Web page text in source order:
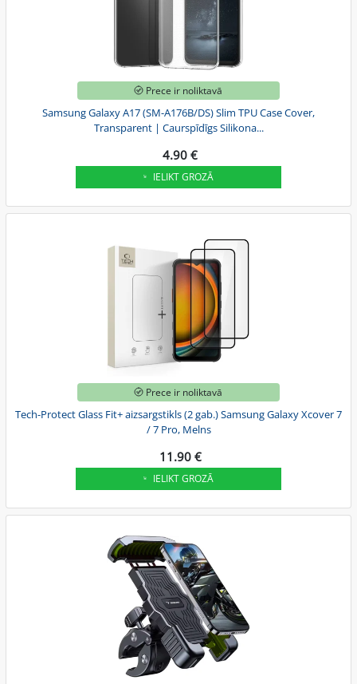
Prece ir noliktavā
Samsung Galaxy A17 (SM-A176B/DS) Slim TPU Case Cover,
Transparent | Caurspīdīgs Silikona...
4.90 €
IELIKT GROZĀ
Prece ir noliktavā
Tech-Protect Glass Fit+ aizsargstikls (2 gab.) Samsung Galaxy Xcover 7
/ 7 Pro, Melns
11.90 €
IELIKT GROZĀ